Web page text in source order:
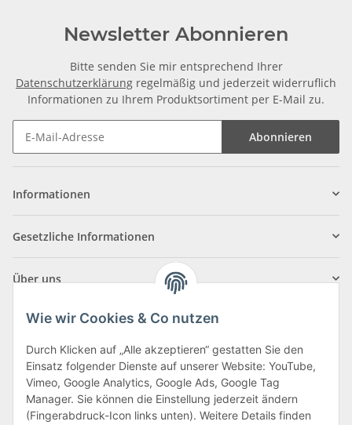
Newsletter Abonnieren
Bitte senden Sie mir entsprechend Ihrer
Datenschutzerklärung regelmäßig und jederzeit widerruflich
Informationen zu Ihrem Produktsortiment per E-Mail zu.
Abonnieren
Informationen
Gesetzliche Informationen
Über uns
Klagenfurter Straße 29
9556 Liebenfels
Wie wir Cookies & Co nutzen
Durch Klicken auf „Alle akzeptieren“ gestatten Sie den
Einsatz folgender Dienste auf unserer Website: YouTube,
Vimeo, Google Analytics, Google Ads, Google Tag
Manager. Sie können die Einstellung jederzeit ändern
(Fingerabdruck-Icon links unten). Weitere Details finden